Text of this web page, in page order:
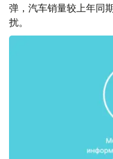
弹，汽车销量较上年同
扰。